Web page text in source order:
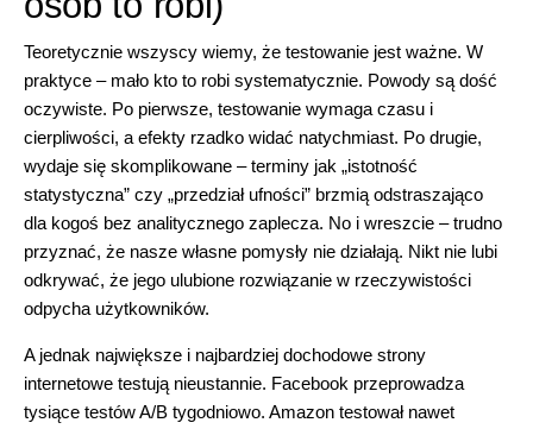
Teoretycznie wszyscy wiemy, że testowanie jest ważne. W
praktyce – mało kto to robi systematycznie. Powody są dość
oczywiste. Po pierwsze, testowanie wymaga czasu i
cierpliwości, a efekty rzadko widać natychmiast. Po drugie,
wydaje się skomplikowane – terminy jak „istotność
statystyczna” czy „przedział ufności” brzmią odstraszająco
dla kogoś bez analitycznego zaplecza. No i wreszcie – trudno
przyznać, że nasze własne pomysły nie działają. Nikt nie lubi
odkrywać, że jego ulubione rozwiązanie w rzeczywistości
odpycha użytkowników.
A jednak największe i najbardziej dochodowe strony
internetowe testują nieustannie. Facebook przeprowadza
tysiące testów A/B tygodniowo. Amazon testował nawet